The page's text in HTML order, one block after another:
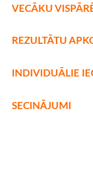
VECĀKU
REZULTĀTU
INDIVIDUĀLIE
SECINĀJUMI